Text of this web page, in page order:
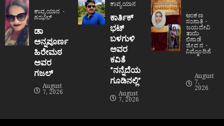
ಕಾವ್ಯಯಾನ
ಗಝಲ್
ಡಾ
ಅನ್ನಪೂರ್ಣ
ಹಿರೇಮಠ
ಅವರ
ಗಜಲ್
August
7, 2026
ಕಾವ್ಯಯಾನ
ಕಾರ್ತಿಕ್
ಭಟ್
ಬಳಗುಳಿ
ಅವರ
ಕವಿತೆ
“ನನ್ನೆದೆಯ
ಗೂಡಿನಲ್ಲಿ”
August
7, 2026
ಅಂಕಣ
ಸಂಗಾತಿ
ಜಯದೇವಿ
ತಾಯಿ
ಲಿಗಾಡೆ
ಜೀವನ
ನಿಮ್ಮೊಂದಿಗೆ
August
7,
2026